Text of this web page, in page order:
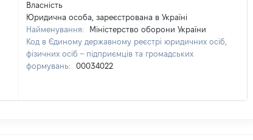
Власність
Юридична особа, зареєстрована в Україні
Найменування:
Міністерство оборони України
Код в Єдиному державному реєстрі юридичних осіб,
фізичних осіб – підприємців та громадських
формувань:
00034022